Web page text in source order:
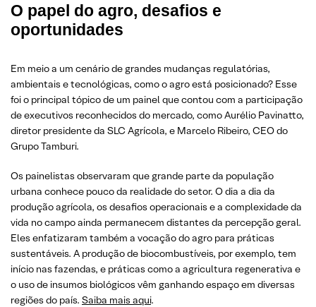
O papel do agro, desafios e
oportunidades
Em meio a um cenário de grandes mudanças regulatórias,
ambientais e tecnológicas, como o agro está posicionado? Esse
foi o principal tópico de um painel que contou com a participação
de executivos reconhecidos do mercado, como Aurélio Pavinatto,
diretor presidente da SLC Agrícola, e Marcelo Ribeiro, CEO do
Grupo Tamburi.
Os painelistas observaram que grande parte da população
urbana conhece pouco da realidade do setor. O dia a dia da
produção agrícola, os desafios operacionais e a complexidade da
vida no campo ainda permanecem distantes da percepção geral.
Eles enfatizaram também a vocação do agro para práticas
sustentáveis. A produção de biocombustíveis, por exemplo, tem
início nas fazendas, e práticas como a agricultura regenerativa e
o uso de insumos biológicos vêm ganhando espaço em diversas
regiões do país. Saiba mais aqui.